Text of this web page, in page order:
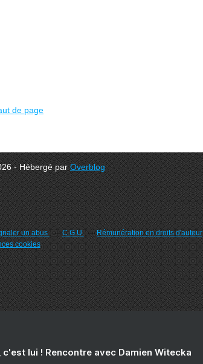
de page
- Hébergé parOverblog
un abus C.G.U. Rémunération en droits d'auteur
cookies
lui ! Rencontre avec Damien Witecka